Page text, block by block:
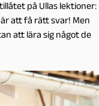
på Ullas lektioner:
att få rätt svar! Men
att lära sig något de